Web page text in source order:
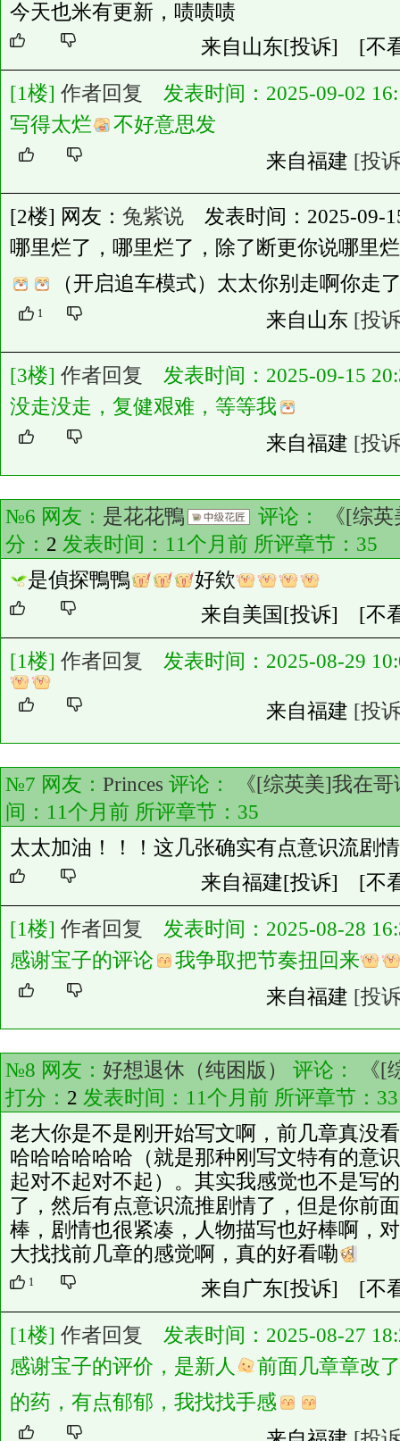
今天也米有更新，啧啧啧
来自山东[投诉] [不
[1楼] 作者回复
发表时间：2025-09-02
写得太烂
不好意思发
来自福建 [投
[2楼] 网友： 兔紫说 发表时间：2025-09-
哪里烂了，哪里烂了，除了断更你说哪
（开启追车模式）太太你别走啊你走
1 来自山东 [投
[3楼] 作者回复
发表时间：2025-09-15
没走没走，复健艰难，等等我
来自福建 [投
№6 网友： 是花花鴨 评论：
《[综
分： 2 发表时间：11个月前 所评章节： 35
是偵探鴨鴨
好欸
来自美国 [投诉] [不
[1楼] 作者回复 发表时间：2025-08-29
来自福建 [投
№7 网友： Princes 评论：
《[综英美]我在
间：11个月前 所评章节： 35
太太加油！！！这几张确实有点意识流剧
来自福建[投诉] [不
[1楼] 作者回复
发表时间：2025-08-28
感谢宝子的评论
我争取把节奏扭回来
来自福建 [投
№8 网友： 好想退休（纯困版） 评论：
《
打分： 2 发表时间：11个月前 所评章节： 33
老大你是不是刚开始写文啊，前几章真没
哈哈哈哈哈哈（就是那种刚写文特有的意
起对不起对不起）。其实我感觉也不是写
了，然后有点意识流推剧情了，但是你前
棒，剧情也很紧凑，人物描写也好棒啊，
大找找前几章的感觉啊，真的好看嘞
1 来自广东[投诉] [不
[1楼] 作者回复
发表时间：2025-08-27
感谢宝子的评价，是新人
前面几章章改
的药，有点郁郁，我找找手感